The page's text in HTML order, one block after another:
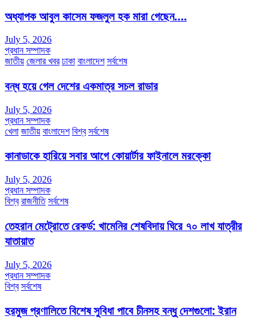
অধ্যাপক আবুল কাসেম ফজলুল হক মারা গেছেন….
July 5, 2026
প্রধান সম্পাদক
জাতীয় জেলার খবর ঢাকা বাংলাদেশ সর্বশেষ
বন্ধ হয়ে গেল দেশের একমাত্র সচল রাডার
July 5, 2026
প্রধান সম্পাদক
খেলা জাতীয় বাংলাদেশ বিশ্ব সর্বশেষ
কানাডাকে হারিয়ে সবার আগে কোয়ার্টার ফাইনালে মরক্কো
July 5, 2026
প্রধান সম্পাদক
বিশ্ব রাজনীতি সর্বশেষ
তেহরান মেট্রোতে রেকর্ড: খামেনির শেষবিদায় ঘিরে ৭০ লাখ যাত্রীর
যাতায়াত
July 5, 2026
প্রধান সম্পাদক
বিশ্ব সর্বশেষ
হরমুজ প্রণালিতে বিশেষ সুবিধা পাবে চীনসহ বন্ধু দেশগুলো: ইরান